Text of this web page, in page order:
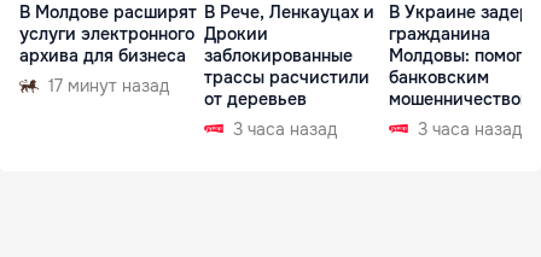
В Молдове расширят
услуги электронного
архива для бизнеса
17 минут назад
В Рече, Ленкауцах и
Дрокии
заблокированные
трассы расчистили
от деревьев
3 часа назад
В Украине
гражданина
Молдовы:
банковским
мошенничеством
Чехии3 часа назад